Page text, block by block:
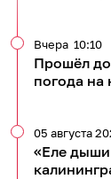
Прошёл
погода на
Вчера 10:10
«Еле
05 августа